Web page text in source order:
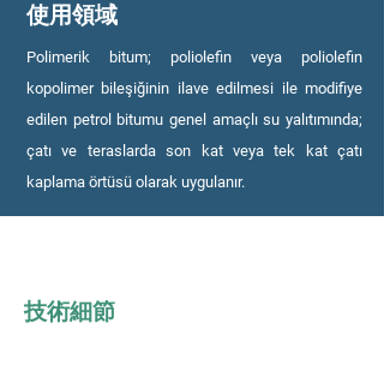
使用領域
Polimerik bitum; poliolefin veya poliolefin
kopolimer bileşiğinin ilave edilmesi ile modifiye
edilen petrol bitumu genel amaçlı su yalıtımında;
çatı ve teraslarda son kat veya tek kat çatı
kaplama örtüsü olarak uygulanır.
技術細節